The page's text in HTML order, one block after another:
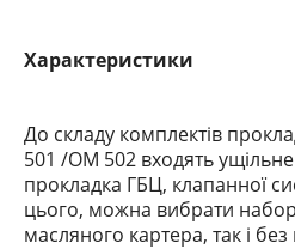
Характеристики
До складу комплектів
501 /OM 502 входять
прокладка ГБЦ, клапанної
цього, можна вибрати
масляного картера, так і без